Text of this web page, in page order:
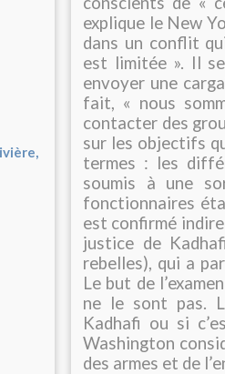
explique le New
dans un conflit
est limitée ». Il
envoyer une
fait, « nous
contacter des
sur les objectifs
termes : les
soumis à une
fonctionnaires
est confirmé
justice de
rebelles), qui a
Le but de
ne le sont pas.
Kadhafi ou si
Washington
des armes et de